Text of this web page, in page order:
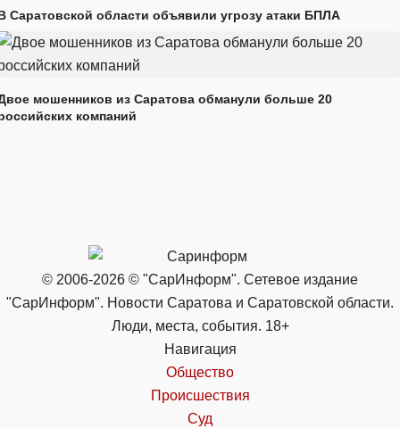
Саратовской области объявили угрозу атаки БПЛА
мошенников из Саратова обманули больше 20
компаний
© 2006-2026 © "СарИнформ". Сетевое издание
"СарИнформ". Новости Саратова и Саратовской области.
Люди, места, события. 18+
Навигация
Общество
Происшествия
Суд